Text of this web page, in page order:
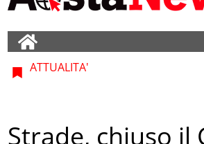
ATTUALITA'
Strade, chiuso il